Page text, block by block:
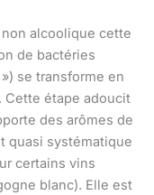
non alcoolique cette
de bactéries
se transforme en
Cette étape adoucit
des arômes de
quasi systématique
certains vins
blanc). Elle est